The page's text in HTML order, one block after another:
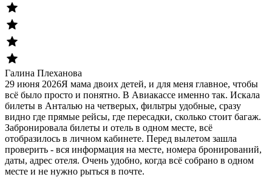
Галина Плеханова
29 июня 2026Я мама двоих детей, и для меня главное, чтобы
всё было просто и понятно. В Авиакассе именно так. Искала
билеты в Анталью на четверых, фильтры удобные, сразу
видно где прямые рейсы, где пересадки, сколько стоит багаж.
Забронировала билеты и отель в одном месте, всё
отобразилось в личном кабинете. Перед вылетом зашла
проверить - вся информация на месте, номера бронирований,
даты, адрес отеля. Очень удобно, когда всё собрано в одном
месте и не нужно рыться в почте.